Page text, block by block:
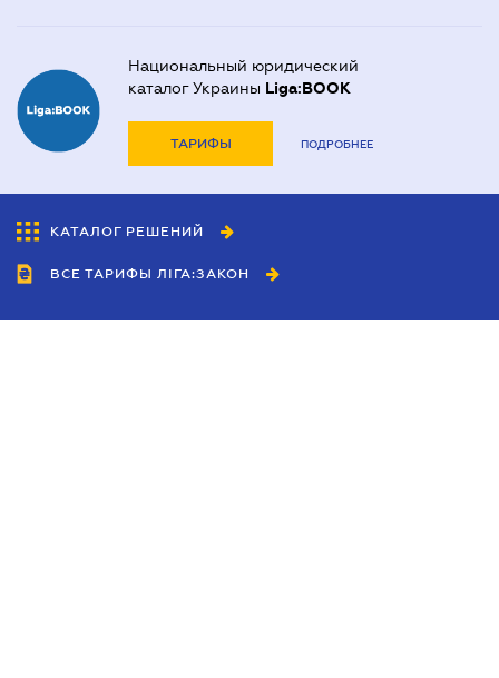
Национальный юридический
каталог Украины Liga:BOOK
ТАРИФЫ ПОДРОБНЕЕ
КАТАЛОГ РЕШЕНИЙ
ВСЕ ТАРИФЫ ЛІГА:ЗАКОН